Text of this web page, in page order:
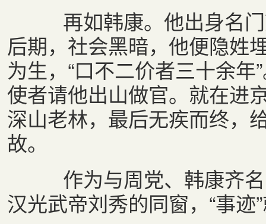
再如韩康。他出身名门
后期，社会黑暗，他便隐姓
为生，“口不二价者三十余
使者请他出山做官。就在进
深山老林，最后无疾而终，
故。
作为与周党、韩康齐名
汉光武帝刘秀的同窗，“事迹